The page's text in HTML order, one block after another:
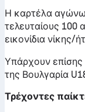
Η καρτέλα
τελευταίους 100
εικονίδια νίκης/
Υπάρχουν επίσης
της Βουλγαρία
Τρέχοντες